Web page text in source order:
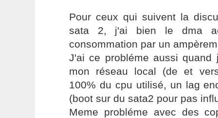
Pour ceux qui suivent la
sata 2, j'ai bien le dma
consommation par un
J'ai ce probléme aussi
mon réseau local (de et
100% du cpu utilisé, un lag
(boot sur du sata2 pour pas
Meme probléme avec des